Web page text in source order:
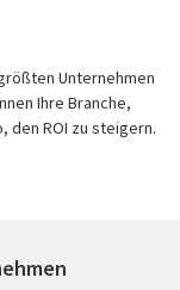
Unternehmen
Ihre Branche,
den ROI zu steigern.